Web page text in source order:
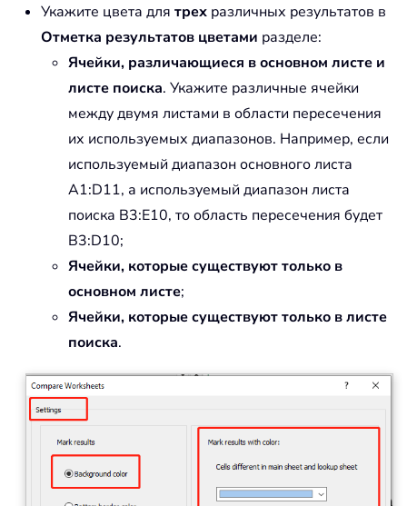
Укажите цвета для трех различных результатов в
Отметка результатов цветами разделе:
Ячейки, различающиеся в основном листе и
листе поиска. Укажите различные ячейки
между двумя листами в области пересечения
их используемых диапазонов. Например, если
используемый диапазон основного листа
A1:D11, а используемый диапазон листа
поиска B3:E10, то область пересечения будет
B3:D10;
Ячейки, которые существуют только в
основном листе;
Ячейки, которые существуют только в листе
поиска.